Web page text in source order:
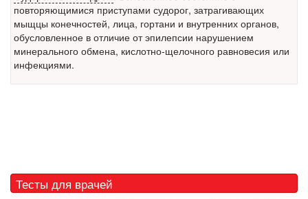
встрече с журналистами ведущих...
Местная анестезия развивает кардиотоксичность
Федеральная служба по
повторяющимися приступами судорог, затрагивающих
мыщцы конечностей, лица, гортани и внутренних органов,
обусловленное в отличие отэпилепсии нарушением
минерального обмена, кислотно-щелочного равновесия или
инфекциями.
Тесты для врачей